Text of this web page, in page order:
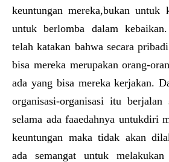
keuntungan mereka,bukan untuk
untuk berlomba dalam
telah katakan bahwa secara
bisa mereka merupakan orang-
ada yang bisa mereka kerjakan.
organisasi-organisasi itu
selama ada faaedahnya untukdiri
keuntungan maka tidak akan
ada semangat untuk